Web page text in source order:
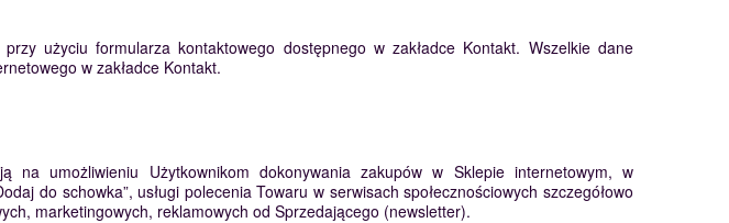
użyciu formularza kontaktowego dostępnego w zakładce Kontakt. Wszelkie dane
w zakładce Kontakt.
na umożliwieniu Użytkownikom dokonywania zakupów w Sklepie internetowym, w
do schowka”, usługi polecenia Towaru w serwisach społecznościowych szczegółowo
marketingowych, reklamowych od Sprzedającego (newsletter).